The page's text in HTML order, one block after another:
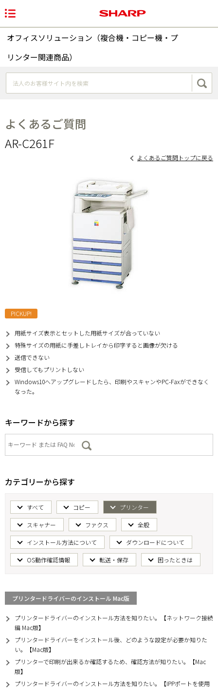
オフィスソリューション（複合機・コピー機・プ
リンター関連商品）
よくあるご質問
AR-C261F
よくあるご質問トップに戻る
PICKUP!
用紙サイズ表示とセットした用紙サイズが合っていない
特殊サイズの用紙に手差しトレイから印字すると画像が欠ける
送信できない
受信してもプリントしない
Windows10へアップグレードしたら、印刷やスキャンやPC-Faxができなく
なった。
キーワードから探す
カテゴリーから探す
すべて コピー プリンター
スキャナー ファクス 全般
インストール方法について ダウンロードについて
OS動作確認情報 転送・保存 困ったときは
プリンタードライバーのインストール Mac版
プリンタードライバーのインストール方法を知りたい。【ネットワーク接続
編 Mac版】
プリンタードライバーをインストール後、どのような設定が必要か知りた
い。【Mac版】
プリンターで印刷が出来るか確認するため、確認方法が知りたい。【Mac
版】
プリンタードライバーのインストール方法を知りたい。【IPPポートを使用